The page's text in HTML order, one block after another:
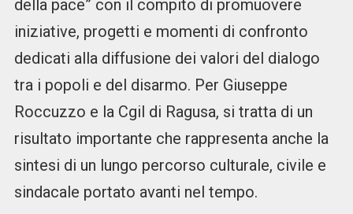
della pace” con il compito di promuovere
iniziative, progetti e momenti di confronto
dedicati alla diffusione dei valori del dialogo
tra i popoli e del disarmo. Per Giuseppe
Roccuzzo e la Cgil di Ragusa, si tratta di un
risultato importante che rappresenta anche la
sintesi di un lungo percorso culturale, civile e
sindacale portato avanti nel tempo.